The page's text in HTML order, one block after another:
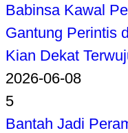
Babinsa Kawal
Gantung Perintis
Kian Dekat
2026-06-08
5
Bantah Jadi